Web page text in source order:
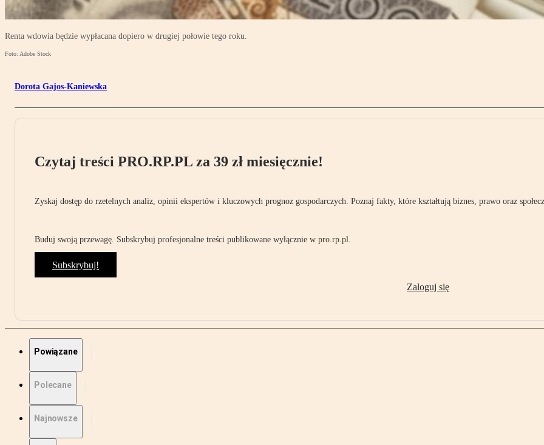
Renta wdowia będzie wypłacana dopiero w drugiej połowie tego roku.
Foto: Adobe Stock
Dorota Gajos-Kaniewska
Czytaj treści PRO.RP.PL za 39 zł miesięcznie!
Zyskaj dostęp do rzetelnych analiz, opinii ekspertów i kluczowych prognoz gospodarczych. Poznaj fakty, które kształtują biznes, prawo oraz
Buduj swoją przewagę. Subskrybuj profesjonalne treści publikowane wyłącznie w pro.rp.pl.
Subskrybuj!
Zaloguj się
Powiązane
Polecane
Najnowsze